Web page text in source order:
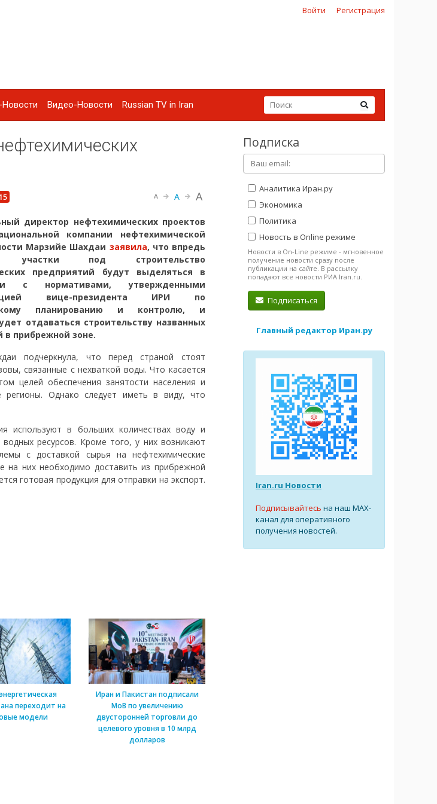
Войти Регистрация
Видео-Новости Russian TV in Iran
A A A
директор нефтехимических проектов
компании нефтехимической
Марзийе Шахдаи заявила, что впредь
участки под строительство
предприятий будут выделяться в
с нормативами, утвержденными
вице-президента ИРИ по
планированию и контролю, и
отдаваться строительству названных
в прибрежной зоне.
подчеркнула, что перед страной стоят
связанные с нехваткой воды. Что касается
целей обеспечения занятости населения и
регионы. Однако следует иметь в виду, что
используют в больших количествах воду и
ресурсов. Кроме того, у них возникают
с доставкой сырья на нефтехимические
на них необходимо доставить из прибрежной
готовая продукция для отправки на экспорт.
переходит на
модели
Иран и Пакистан подписали
МоВ по увеличению
двусторонней торговли до
целевого уровня в 10 млрд
долларов
Подписка
Аналитика Иран.ру
Экономика
Политика
Новость в Online режиме
Новости в On-Line режиме - мгновенное
получение новости сразу после
публикации на сайте. В рассылку
попадают все новости РИА Iran.ru.
Подписаться
Главный редактор Иран.ру
Iran.ru Новости
Подписывайтесь на наш MAX-
канал для оперативного
получения новостей.